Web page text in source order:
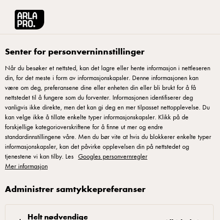
Cottage cheese med pesto
og tomater
Italienske smaker og proteiner, som toppes med søte tomater
i forskjellige farger, blir et blikkfang på salatbordet. Kjøp
ferdig pesto eller lag din egen med lagret ost og
solsikkekjerner.
Senter for personverninnstillinger
Når du besøker et nettsted, kan det lagre eller hente informasjon i nettleseren
din, for det meste i form av informasjonskapsler. Denne informasjonen kan
være om deg, preferansene dine eller enheten din eller bli brukt for å få
nettstedet til å fungere som du forventer. Informasjonen identifiserer deg
vanligvis ikke direkte, men det kan gi deg en mer tilpasset nettopplevelse. Du
kan velge ikke å tillate enkelte typer informasjonskapsler. Klikk på de
forskjellige kategorioverskriftene for å finne ut mer og endre
standardinnstillingene våre. Men du bør vite at hvis du blokkerer enkelte typer
informasjonskapsler, kan det påvirke opplevelsen din på nettstedet og
tjenestene vi kan tilby. Les Googles personvernregler
Mer informasjon
Administrer samtykkepreferanser
Helt nødvendige